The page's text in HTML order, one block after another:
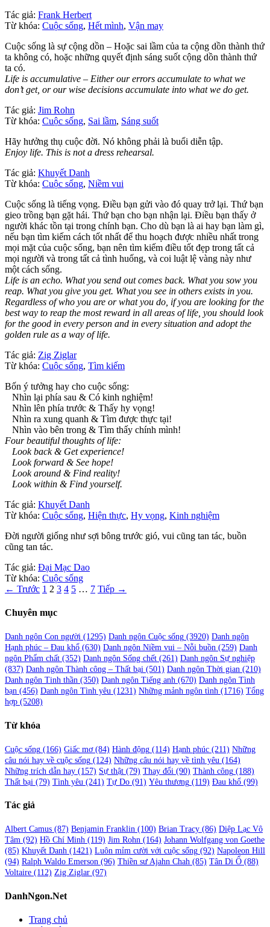
Tác giả: Frank Herbert
Từ khóa: Cuộc sống, Hết mình, Vận may
Cuộc sống là sự cộng dồn – Hoặc sai lầm của ta cộng dồn thành thứ
ta không có, hoặc những quyết định sáng suốt cộng dồn thành thứ
ta có.
Life is accumulative – Either our errors accumulate to what we
don’t get, or our wise decisions accumulate into what we do get.
Tác giả: Jim Rohn
Từ khóa: Cuộc sống, Sai lầm, Sáng suốt
Hãy hưởng thụ cuộc đời. Nó không phải là buổi diễn tập.
Enjoy life. This is not a dress rehearsal.
Tác giả: Khuyết Danh
Từ khóa: Cuộc sống, Niềm vui
Cuộc sống là tiếng vọng. Điều bạn gửi vào đó quay trở lại. Thứ bạn
gieo trồng bạn gặt hái. Thứ bạn cho bạn nhận lại. Điều bạn thấy ở
người khác tồn tại trong chính bạn. Cho dù bạn là ai hay bạn làm gì,
nếu bạn tìm kiếm cách tốt nhất để thu hoạch được nhiều nhất trong
mọi mặt của cuộc sống, bạn nên tìm kiếm điều tốt đẹp trong tất cả
mọi người và trong tất cả tình huống, và coi luật lệ vàng này như
một cách sống.
Life is an echo. What you send out comes back. What you sow you
reap. What you give you get. What you see in others exists in you.
Regardless of who you are or what you do, if you are looking for the
best way to reap the most reward in all areas of life, you should look
for the good in every person and in every situation and adopt the
golden rule as a way of life.
Tác giả: Zig Ziglar
Từ khóa: Cuộc sống, Tìm kiếm
Bốn ý tưởng hay cho cuộc sống:
Nhìn lại phía sau & Có kinh nghiệm!
Nhìn lên phía trước & Thấy hy vọng!
Nhìn ra xung quanh & Tìm được thực tại!
Nhìn vào bên trong & Tìm thấy chính mình!
Four beautiful thoughts of life:
Look back & Get experience!
Look forward & See hope!
Look around & Find reality!
Look within & Find yourself.
Tác giả: Khuyết Danh
Từ khóa: Cuộc sống, Hiện thực, Hy vọng, Kinh nghiệm
Đời người giống như sợi bông trước gió, vui cũng tan tác, buồn
cũng tan tác.
Tác giả: Đại Mạc Dao
Từ khóa: Cuộc sống
Phân
trang
viết
← Trước 1 2 3 4 5 … 7 Tiếp →
Chuyên mục
Danh ngôn Con người (1295) Danh ngôn Cuộc sống (3920) Danh ngôn
Hạnh phúc – Đau khổ (630) Danh ngôn Niềm vui – Nỗi buồn (259) Danh
ngôn Phẩm chất (352) Danh ngôn Sống chết (261) Danh ngôn Sự nghiệp
(837) Danh ngôn Thành công – Thất bại (501) Danh ngôn Thời gian (210)
Danh ngôn Tinh thần (350) Danh ngôn Tiếng anh (670) Danh ngôn Tình
bạn (456) Danh ngôn Tình yêu (1231) Những mảnh ngôn tình (1716) Tổng
hợp (5208)
Từ khóa
Cuộc sống (166) Giấc mơ(84) Hành động (114) Hạnh phúc (211) Những
câu nói hay về cuộc sống (124) Những câu nói hay về tình yêu (164)
Những trích dẫn hay (157) Sự thật (79) Thay đổi (90) Thành công (188)
Thất bại (79) Tình yêu (241) Tự Do (91) Yêu thương (119) Đau khổ (99)
Tác giả
Albert Camus (87) Benjamin Franklin (100) Brian Tracy (86) Diệp Lạc Vô
Tâm (92) Hồ Chí Minh (119) Jim Rohn (164) Johann Wolfgang von Goethe
(85) Khuyết Danh (1421) Luôn mỉm cười với cuộc sống (92) Napoleon Hill
(94) Ralph Waldo Emerson (96) Thiền sư Ajahn Chah (85) Tân Di Ổ (88)
Voltaire (112) Zig Ziglar (97)
DanhNgon.Net
Trang chủ